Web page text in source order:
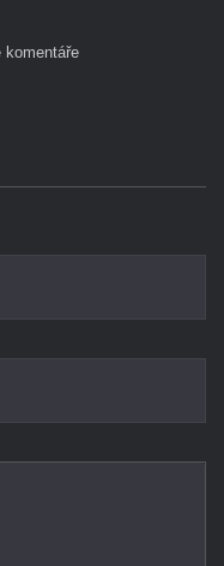
komentáře